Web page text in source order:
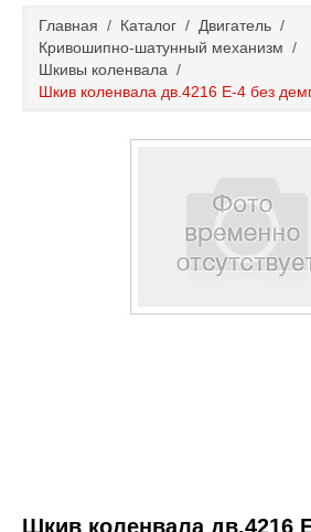
Каталог
Главная / Каталог / Двигатель /
Кривошипно-шатунный механизм /
Шкивы коленвала /
Шкив коленвала дв.4216 Е-4 без
Шкив коленвала дв.4216